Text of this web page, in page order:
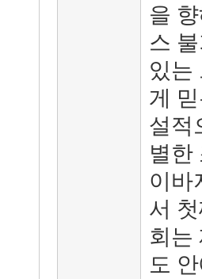
을
스
있는
게
설적
별한
이바
서
회는
도